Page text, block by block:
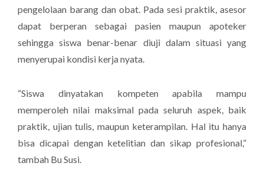
pengelolaan barang dan obat. Pada sesi praktik, asesor
dapat berperan sebagai pasien maupun apoteker
sehingga siswa benar-benar diuji dalam situasi yang
menyerupai kondisi kerja nyata.
“Siswa dinyatakan kompeten apabila mampu
memperoleh nilai maksimal pada seluruh aspek, baik
praktik, ujian tulis, maupun keterampilan. Hal itu hanya
bisa dicapai dengan ketelitian dan sikap profesional,”
tambah Bu Susi.